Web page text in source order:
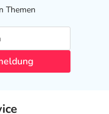
oder
wenden Sie sich
werden vor allem
Themen